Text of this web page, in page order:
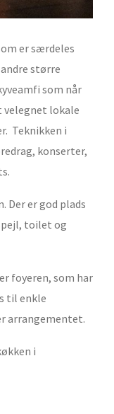
er særdeles
større
som når
lokale
Teknikken i
konserter,
Der er god plads
toilet og
foyeren, som har
til enkle
arrangementet.
i